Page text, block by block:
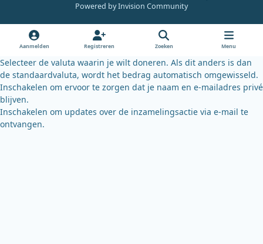
o
b
k
y
Powered byInvision Community
Aanmelden Registreren Zoeken Menu
Selecteer de valuta waarin je wilt doneren. Als dit anders is dan
de standaardvaluta, wordt het bedrag automatisch omgewisseld.
Inschakelen om ervoor te zorgen dat je naam en e-mailadres privé
blijven.
Inschakelen om updates over de inzamelingsactie via e-mail te
ontvangen.